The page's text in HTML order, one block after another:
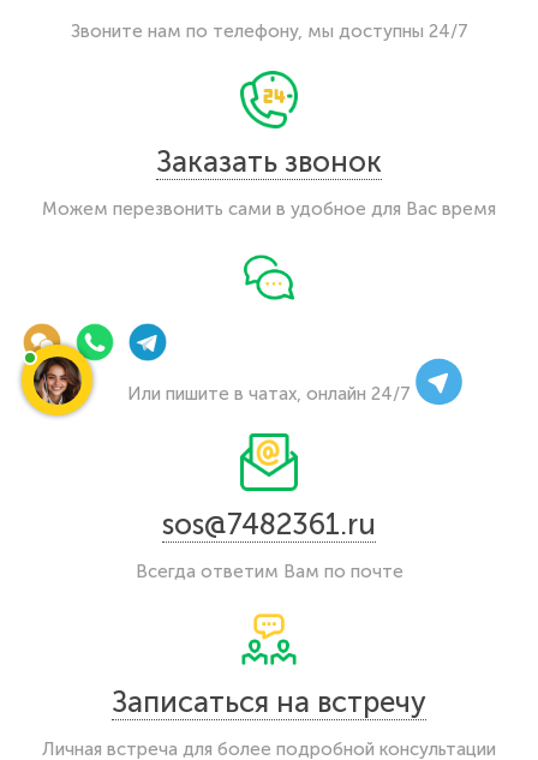
Звоните нам по телефону, мы доступны 24/7
Заказать звонок
Можем перезвонить сами в удобное для Вас время
Или пишите в чатах, онлайн 24/7
sos@7482361.ru
Всегда ответим Вам по почте
Записаться на встречу
Личная встреча для более подробной консультации